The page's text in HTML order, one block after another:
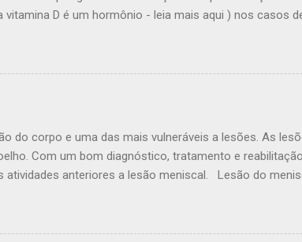
D é um hormônio - leia mais aqui ) nos casos
é dependente de vitamina D. Sem Vitamina D o cálcio
osteoblastos levando a osteomalácia ) Dosagem: a
ao dia. Essa dose em geral é usado somente para
do corpo e uma das mais vulneráveis a lesões. As
Com um bom diagnóstico, tratamento e
atividades anteriores a lesão meniscal. Lesão do
da rutura do menisco Exame Médico do joelho com
da lesão meniscal A lesão do menisco é uma